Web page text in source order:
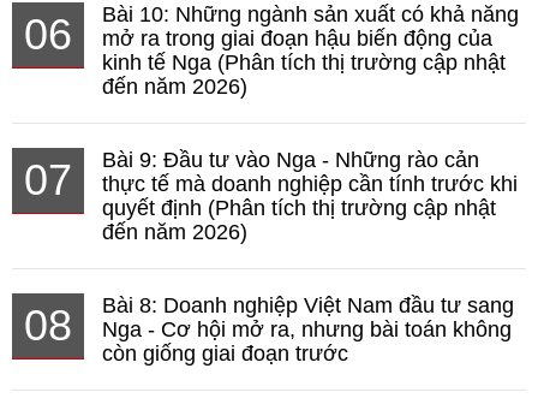
06
Bài 10: Những ngành sản xuất có khả năng
mở ra trong giai đoạn hậu biến động của
kinh tế Nga (Phân tích thị trường cập nhật
đến năm 2026)
07
Bài 9: Đầu tư vào Nga - Những rào cản
thực tế mà doanh nghiệp cần tính trước khi
quyết định (Phân tích thị trường cập nhật
đến năm 2026)
08
Bài 8: Doanh nghiệp Việt Nam đầu tư sang
Nga - Cơ hội mở ra, nhưng bài toán không
còn giống giai đoạn trước